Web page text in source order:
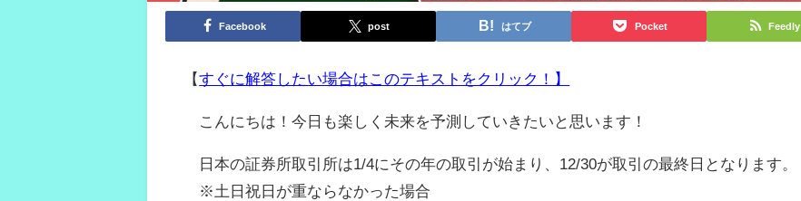
Facebook post はてブ Pocket Feedly
【すぐに解答したい場合はこのテキストをクリック！】
こんにちは！今日も楽しく未来を予測していきたいと思います！
日本の証券所取引所は1/4にその年の取引が始まり、12/30が取引の最終日となります。
※土日祝日が重ならなかった場合